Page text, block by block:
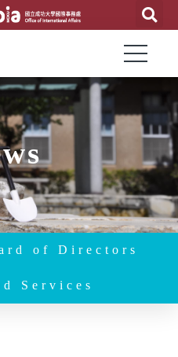
of Directors
Services